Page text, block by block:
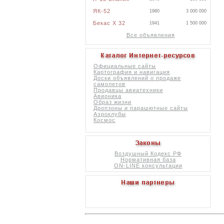
ЯК-52 1980 3 000 000
Бекас X 32 1941 1 500 000
Все объявления
Официальные сайты
Картография и навигация
Доски объявлений о продаже
самолетов
Продавцы авиатехники
Авионика
Образ жизни
Дропзоны и парашютные сайты
Аэроклубы
Космос
Воздушный Кодекс РФ
Нормативная база
ON-LINE консультации